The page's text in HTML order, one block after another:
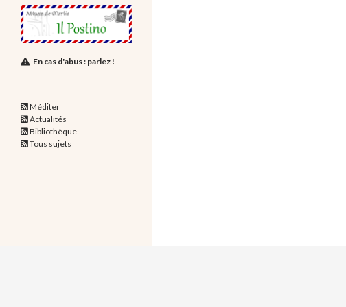
En cas d'abus : parlez !
Méditer
Actualités
Bibliothèque
Tous sujets